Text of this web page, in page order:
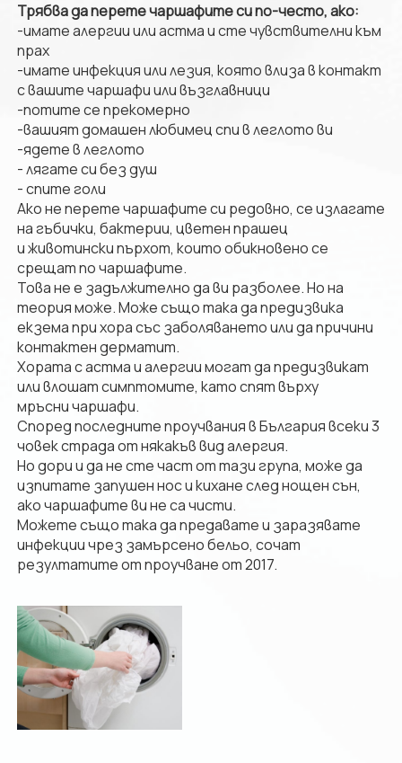
Трябва да перете чаршафите си по-често, ако:
-имате алергии или астма и сте чувствителни към
прах
-имате инфекция или лезия, която влиза в контакт
с вашите чаршафи или възглавници
-потите се прекомерно
-вашият домашен любимец спи в леглото ви
-ядете в леглото
- лягате си без душ
- спите голи
Ако не перете чаршафите си редовно, се излагате
на гъбички, бактерии, цветен прашец
и животински пърхот, които обикновено се
срещат по чаршафите.
Това не е задължително да ви разболее. Но на
теория може. Може също така да предизвика
екзема при хора със заболяването или да причини
контактен дерматит.
Хората с астма и алергии могат да предизвикат
или влошат симптомите, като спят върху
мръсни чаршафи.
Според последните проучвания в България всеки 3
човек страда от някакъв вид алергия.
Но дори и да не сте част от тази група, може да
изпитате запушен нос и кихане след нощен сън,
ако чаршафите ви не са чисти.
Можете също така да предавате и заразявате
инфекции чрез замърсено бельо, сочат
резултатите от проучване от 2017.